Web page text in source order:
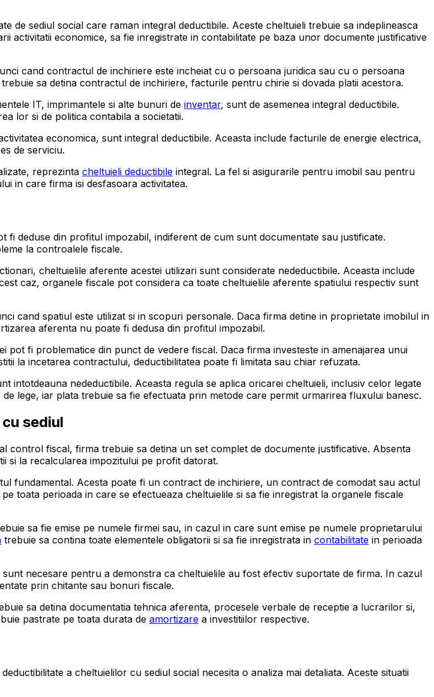
de sediul social care raman integral deductibile. Aceste cheltuieli trebuie sa indeplineasca
activitatii economice, sa fie inregistrate in contabilitate pe baza unor documente justificative
cand contractul de inchiriere este incheiat cu o persoana juridica sau cu o persoana
sa detina contractul de inchiriere, facturile pentru chirie si dovada platii acestora.
IT, imprimantele si alte bunuri de inventar, sunt de asemenea integral deductibile.
lor si de politica contabila a societatii.
economica, sunt integral deductibile. Aceasta include facturile de energie electrica,
de serviciu.
reprezinta cheltuieli deductibile integral. La fel si asigurarile pentru imobil sau pentru
in care firma isi desfasoara activitatea.
deduse din profitul impozabil, indiferent de cum sunt documentate sau justificate.
la controalele fiscale.
cheltuielile aferente acestei utilizari sunt considerate nedeductibile. Aceasta include
caz, organele fiscale pot considera ca toate cheltuielile aferente spatiului respectiv sunt
cand spatiul este utilizat si in scopuri personale. Daca firma detine in proprietate imobilul in
aferenta nu poate fi dedusa din profitul impozabil.
fi problematice din punct de vedere fiscal. Daca firma investeste in amenajarea unui
la incetarea contractului, deductibilitatea poate fi limitata sau chiar refuzata.
intotdeauna nedeductibile. Aceasta regula se aplica oricarei cheltuieli, inclusiv celor legate
lege, iar plata trebuie sa fie efectuata prin metode care permit urmarirea fluxului banesc.
sediul
control fiscal, firma trebuie sa detina un set complet de documente justificative. Absenta
si la recalcularea impozitului pe profit datorat.
fundamental. Acesta poate fi un contract de inchiriere, un contract de comodat sau actul
toata perioada in care se efectueaza cheltuielile si sa fie inregistrat la organele fiscale
sa fie emise pe numele firmei sau, in cazul in care sunt emise pe numele proprietarului
trebuie sa contina toate elementele obligatorii si sa fie inregistrata in contabilitate in perioada
necesare pentru a demonstra ca cheltuielile au fost efectiv suportate de firma. In cazul
prin chitante sau bonuri fiscale.
sa detina documentatia tehnica aferenta, procesele verbale de receptie a lucrarilor si,
pastrate pe toata durata de amortizare a investitiilor respective.
a cheltuielilor cu sediul social necesita o analiza mai detaliata. Aceste situatii